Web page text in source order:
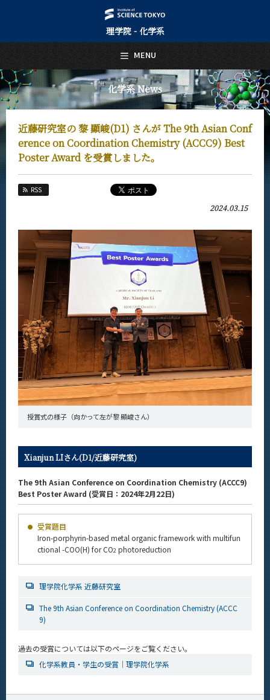
理学院 - 化学系
化学系 News
近藤研究室の 黎 顯峻(D1) さんが The 9th Asian Conf
erence on Coordination Chemistry (ACCC9) Best
Poster Award を受賞しました。
RSS
2024.03.15
授賞式の様子（向かって左が黎 顯峻さん）
Xianjun LIさん(D1/近藤研究室)
The 9th Asian Conference on Coordination Chemistry (ACCC9)
Best Poster Award (受賞日：2024年2月22日)
受賞題目
Iron-porphyrin-based metal organic framework with multifun
ctional -COO(H) for CO2 photoreduction
理学院化学系 近藤研究室
The 9th Asian Conference on Coordination Chemistry (ACCC
9)
過去の受賞については以下のページをご覧ください。
化学系教員・学生の受賞｜理学院化学系
MENU
日本語 English
トップページ
Top Page
化学系について
About Us
教育
Education
入学案内
Admissions
化学系 News
News
News 一覧
カテゴリ別
課程別
月別
イベントカレンダー
Event Calendar
サイト構成
学内向け情報
系詳細情報
CLOSE